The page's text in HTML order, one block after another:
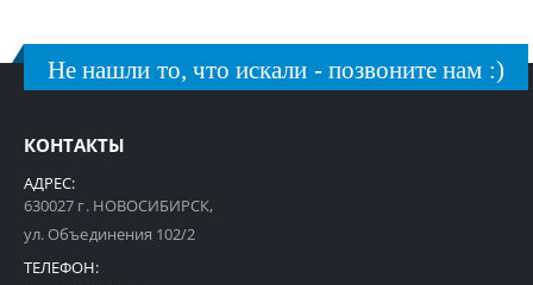
Не нашли то, что искали - позвоните нам :)
КОНТАКТЫ
АДРЕС:
630027 г. НОВОСИБИРСК,
ул. Объединения 102/2
ТЕЛЕФОН: